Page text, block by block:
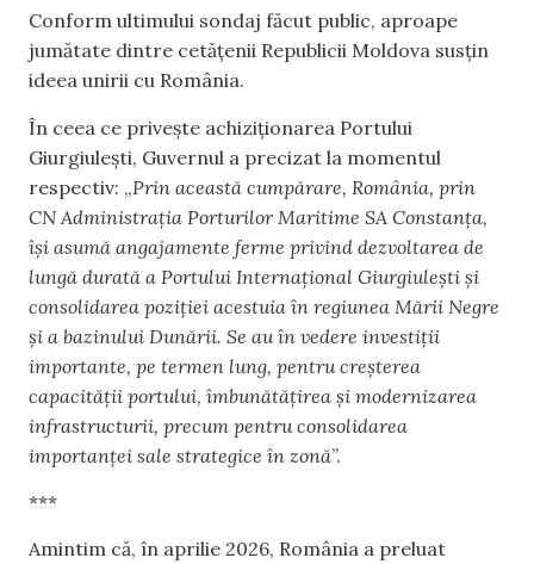
Conform ultimului sondaj făcut public, aproape
jumătate dintre cetățenii Republicii Moldova susțin
ideea unirii cu România.
În ceea ce privește achiziționarea Portului
Giurgiulești, Guvernul a precizat la momentul
respectiv: „Prin această cumpărare, România, prin
CN Administrația Porturilor Maritime SA Constanța,
își asumă angajamente ferme privind dezvoltarea de
lungă durată a Portului Internațional Giurgiulești și
consolidarea poziției acestuia în regiunea Mării Negre
și a bazinului Dunării. Se au în vedere investiții
importante, pe termen lung, pentru creșterea
capacității portului, îmbunătățirea și modernizarea
infrastructurii, precum pentru consolidarea
importanței sale strategice în zonă”.
***
Amintim că, în aprilie 2026, România a preluat